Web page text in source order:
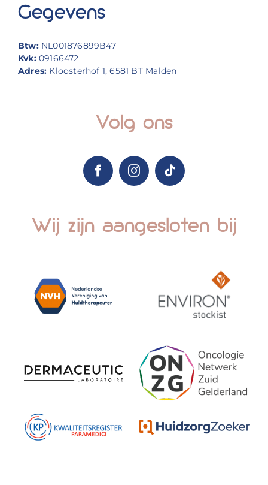
Gegevens
Btw: NL001876899B47
Kvk:09166472
Adres: Kloosterhof 1, 6581 BT Malden
Volg ons
Wij zijn aangesloten bij